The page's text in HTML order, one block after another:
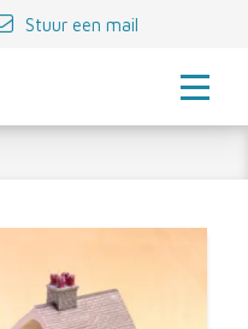
Stuur een mail